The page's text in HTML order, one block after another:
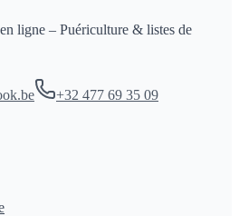
ligne – Puériculture & listes de
+32 477 69 35 09